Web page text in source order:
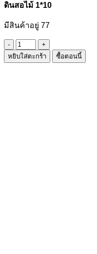
ดินสอไม้ 1*10
มีสินค้าอยู่ 77
จำนวน
ดินสอ
หยิบใส่ตะกร้า ซื้อตอนนี้